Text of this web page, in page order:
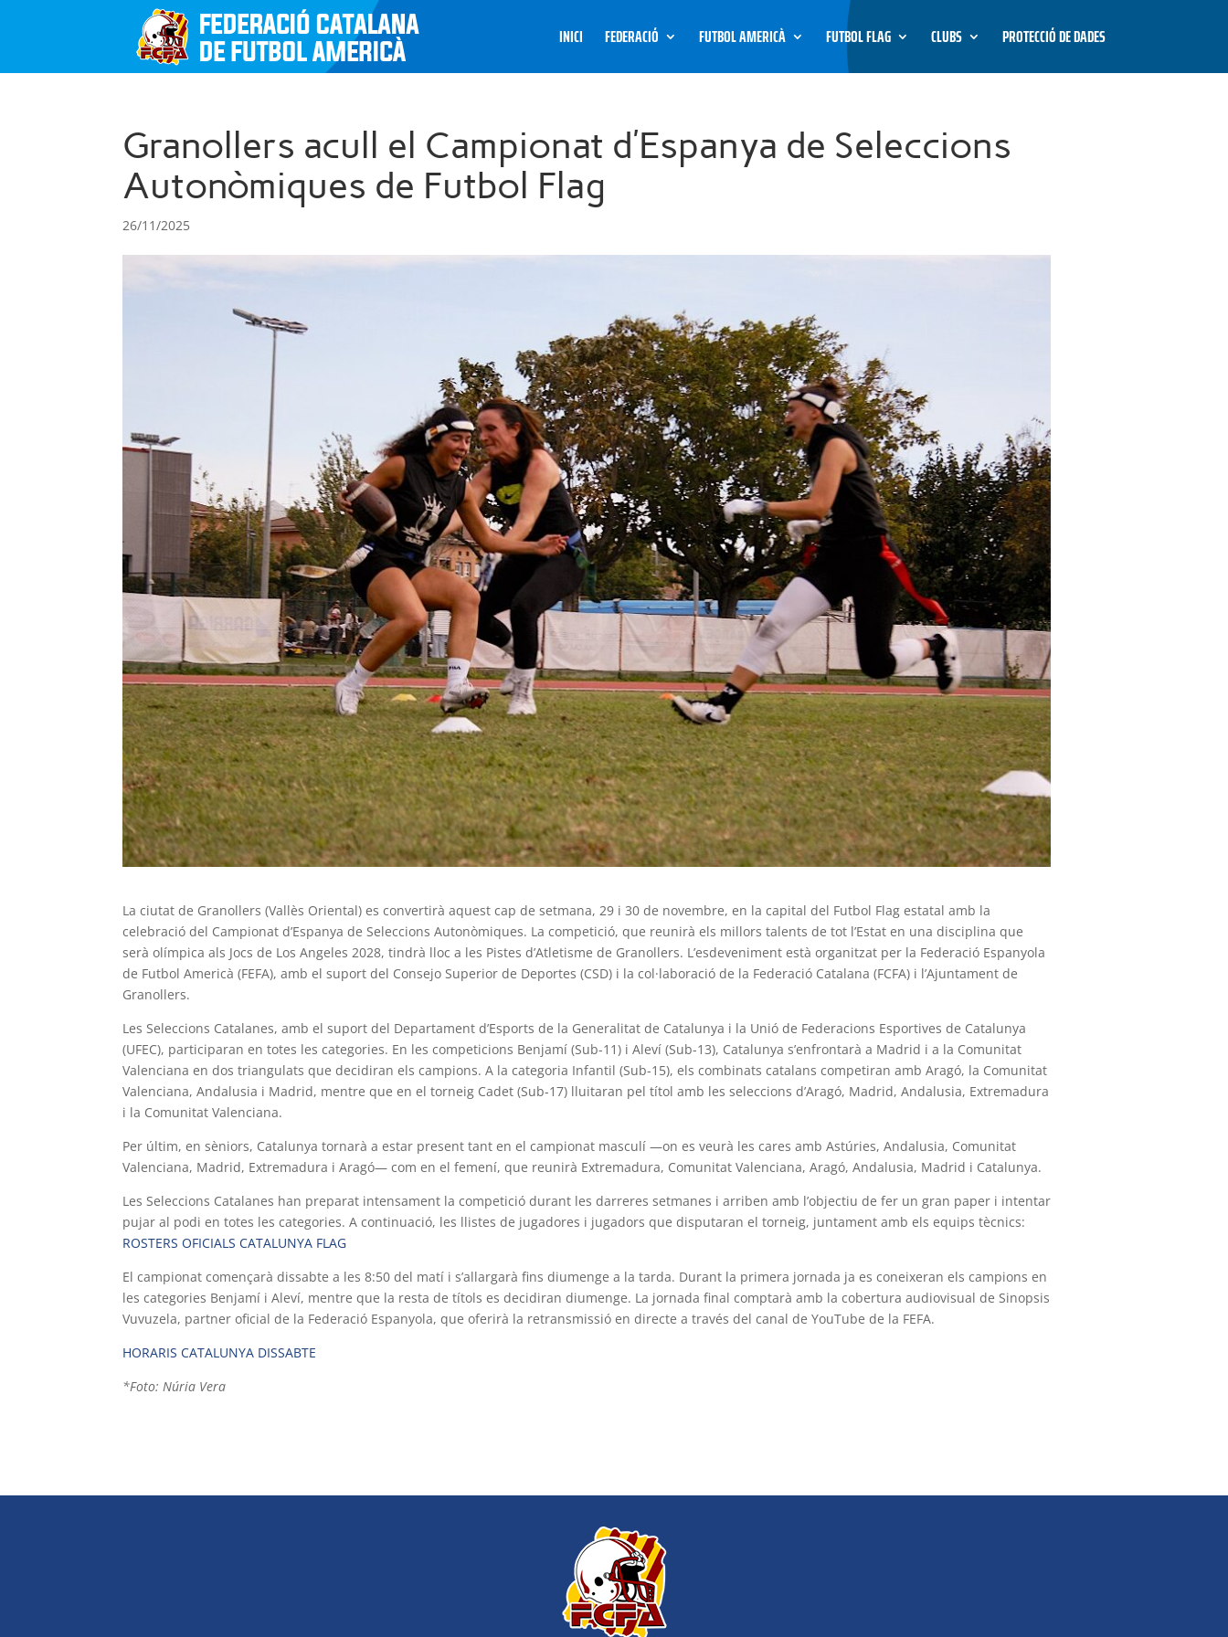
INICI FEDERACIÓ FUTBOL AMERICÀ FUTBOL FLAG CLUBS PROTECCIÓ DE DADES
Granollers acull el Campionat d’Espanya de Seleccions
Autonòmiques de Futbol Flag
26/11/2025
La ciutat de Granollers (Vallès Oriental) es convertirà aquest cap de setmana, 29 i 30 de novembre, en la capital del Futbol Flag estatal amb la
celebració del Campionat d’Espanya de Seleccions Autonòmiques. La competició, que reunirà els millors talents de tot l’Estat en una disciplina que
serà olímpica als Jocs de Los Angeles 2028, tindrà lloc a les Pistes d’Atletisme de Granollers. L’esdeveniment està organitzat per la Federació Espanyola
de Futbol Americà (FEFA), amb el suport del Consejo Superior de Deportes (CSD) i la col·laboració de la Federació Catalana (FCFA) i l’Ajuntament de
Granollers.
Les Seleccions Catalanes, amb el suport del Departament d’Esports de la Generalitat de Catalunya i la Unió de Federacions Esportives de Catalunya
(UFEC), participaran en totes les categories. En les competicions Benjamí (Sub-11) i Aleví (Sub-13), Catalunya s’enfrontarà a Madrid i a la Comunitat
Valenciana en dos triangulats que decidiran els campions. A la categoria Infantil (Sub-15), els combinats catalans competiran amb Aragó, la Comunitat
Valenciana, Andalusia i Madrid, mentre que en el torneig Cadet (Sub-17) lluitaran pel títol amb les seleccions d’Aragó, Madrid, Andalusia, Extremadura
i la Comunitat Valenciana.
Per últim, en sèniors, Catalunya tornarà a estar present tant en el campionat masculí —on es veurà les cares amb Astúries, Andalusia, Comunitat
Valenciana, Madrid, Extremadura i Aragó— com en el femení, que reunirà Extremadura, Comunitat Valenciana, Aragó, Andalusia, Madrid i Catalunya.
Les Seleccions Catalanes han preparat intensament la competició durant les darreres setmanes i arriben amb l’objectiu de fer un gran paper i intentar
pujar al podi en totes les categories. A continuació, les llistes de jugadores i jugadors que disputaran el torneig, juntament amb els equips tècnics:
ROSTERS OFICIALS CATALUNYA FLAG
El campionat començarà dissabte a les 8:50 del matí i s’allargarà fins diumenge a la tarda. Durant la primera jornada ja es coneixeran els campions en
les categories Benjamí i Aleví, mentre que la resta de títols es decidiran diumenge. La jornada final comptarà amb la cobertura audiovisual de Sinopsis
Vuvuzela, partner oficial de la Federació Espanyola, que oferirà la retransmissió en directe a través del canal de YouTube de la FEFA.
HORARIS CATALUNYA DISSABTE
*Foto: Núria Vera